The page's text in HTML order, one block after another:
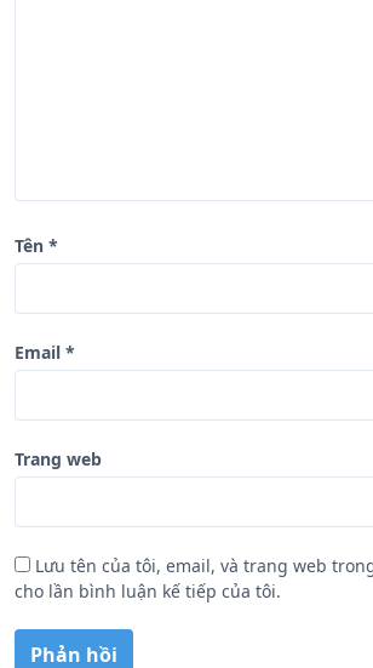
Tên *
Email *
Trang web
Lưu tên của tôi, email, và trang web
cho lần bình luận kế tiếp của tôi.